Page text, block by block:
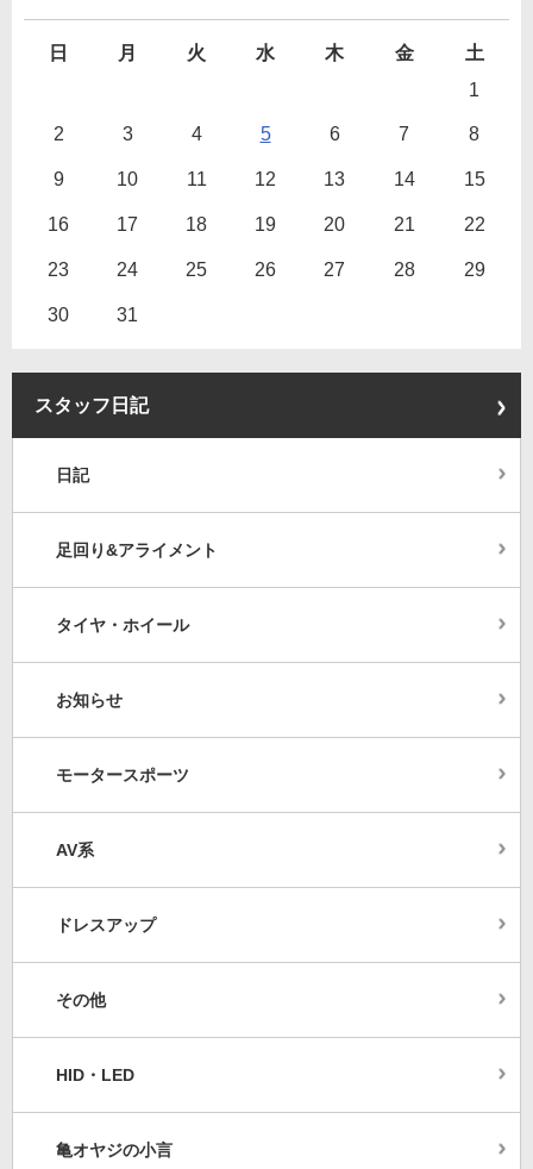
日 月 火 水 木 金
土
1
2 3 4 5 6 7 8
9 10 11 12 13 14 15
16 17 18 19 20 21 22
23 24 25 26 27 28 29
30 31
スタッフ日記
日記
足回り&アライメント
タイヤ・ホイール
お知らせ
モータースポーツ
AV系
ドレスアップ
その他
HID・LED
亀オヤジの小言